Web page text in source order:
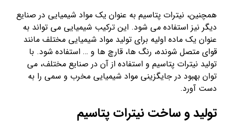
همچنین، نیترات پتاسیم به عنوان یک مواد شیمیایی در صنایع
دیگر نیز استفاده می شود. این ترکیب شیمیایی می تواند به
عنوان یک ماده اولیه برای تولید مواد شیمیایی مختلف مانند
قوای متصل شونده، رنگ ها، قارچ ها و … استفاده شود. با
تولید نیترات پتاسیم و استفاده از آن در صنایع مختلف، می
توان بهبود در جایگزینی مواد شیمیایی مخرب و سمی را به
دست آورد.
تولید و ساخت نیترات پتاسیم